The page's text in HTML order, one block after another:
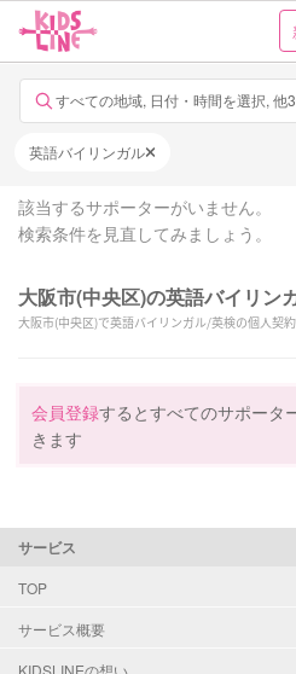
すべての地域, 日付・時間を選択, 他
英語バイリンガル
該当するサポーターがいません。
検索条件を見直してみましょう。
大阪市(中央区)の英語バイリン
大阪市(中央区)で英語バイリンガル/英検の個人契
会員登録するとすべてのサポータ
きます
サービス
TOP
サービス概要
KIDSLINEの想い